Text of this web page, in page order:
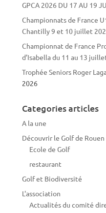
GPCA 2026 DU 17 AU 19
Championnats de France
Chantilly 9 et 10 juillet
Championnat de France
d’Isabella du 11 au 13
Trophée Seniors Roger
2026
Categories articles
A la une
Découvrir le Golf de Rouen
Ecole de Golf
restaurant
Golf et Biodiversité
L'association
Actualités du comité